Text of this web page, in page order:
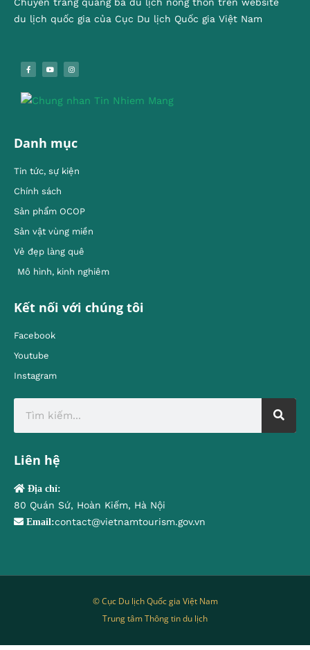
Chuyên trang quảng bá du lịch nông thôn trên website
du lịch quốc gia của Cục Du lịch Quốc gia Việt Nam
Danh mục
Tin tức, sự kiện
Chính sách
Sản phẩm OCOP
Sản vật vùng miền
Vẻ đẹp làng quê
Mô hình, kinh nghiêm
Kết nối với chúng tôi
Facebook
Youtube
Instagram
Liên hệ
Địa chỉ:
80 Quán Sứ, Hoàn Kiếm, Hà Nội
Email:contact@vietnamtourism.gov.vn
© Cục Du lịch Quốc gia Việt Nam
Trung tâm Thông tin du lịch